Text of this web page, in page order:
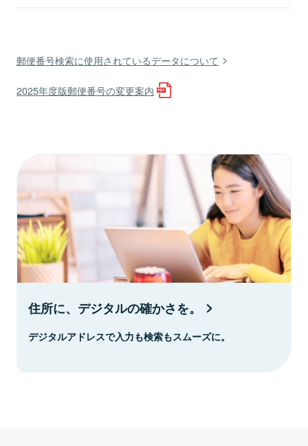
郵便番号検索に使用されているデータについて
2025年度版郵便番号の変更案内
住所に、デジタルの確かさを。
デジタルアドレスで入力も検索もスムーズに。